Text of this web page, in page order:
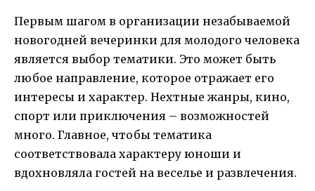
Первым шагом в организации незабываемой
новогодней вечеринки для молодого человека
является выбор тематики. Это может быть
любое направление, которое отражает его
интересы и характер. Нехтные жанры, кино,
спорт или приключения – возможностей
много. Главное, чтобы тематика
соответствовала характеру юноши и
вдохновляла гостей на веселье и развлечения.